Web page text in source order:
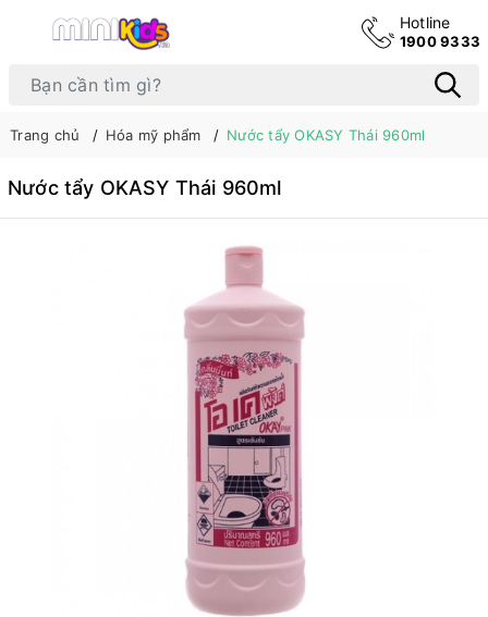
Hotline
1900 9333
Trang chủ Hóa mỹ phẩm Nước tẩy OKASY Thái 960ml
Nước tẩy OKASY Thái 960ml